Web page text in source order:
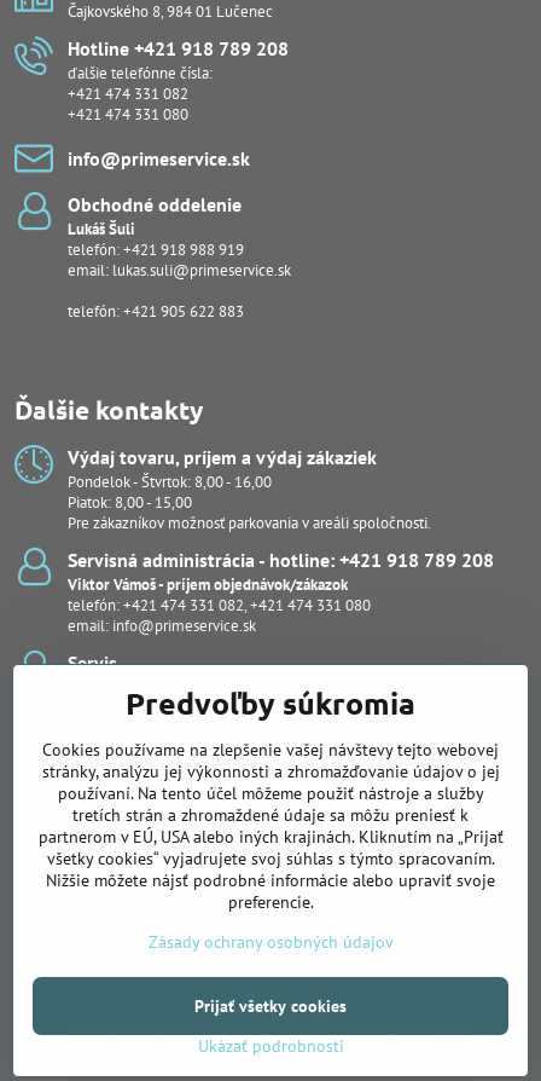
Čajkovského 8, 984 01 Lučenec
Hotline +421 918 789 208
ďalšie telefónne čísla:
+421 474 331 082
+421 474 331 080
info​@primeservice​.sk
Obchodné oddelenie
Lukáš Šuli
telefón:+421 918 988 919
email: lukas.suli@primeservice.sk
telefón: +421 905 622 883
Ďalšie kontakty
Výdaj tovaru, príjem a výdaj zákaziek
Pondelok - Štvrtok: 8,00 - 16,00
Piatok: 8,00 - 15,00
Pre zákazníkov možnosť parkovania v areáli spoločnosti.
Servisná administrácia - hotline: +421 918 789 208
Viktor Vámoš - príjem objednávok/zákazok
telefón:+421 474 331 082,+421 474 331 080
email: info@primeservice.sk
Servis
Ján Šuľan - vedúci servisného oddelenia
Kevin Bodor
Peter Protuš, Michal Fekiač (notebooky, dash kamery)
Juraj Kučera
Pobočka pre Východné Slovensko
Slovenská 26, Košice
Ing. Stanislav Kuľaša
telefón: +421 905 122 239
Podmienky spolupráce
©2026Copyright
Predvoľby súkromiaZásady ochrany osobných údajov
Vytvorené pomocou:BiznisWeb.sk
Predvoľby súkromia
Cookies používame na zlepšenie vašej návštevy tejto webovej
stránky, analýzu jej výkonnosti a zhromažďovanie údajov o jej
používaní. Na tento účel môžeme použiť nástroje a služby
tretích strán a zhromaždené údaje sa môžu preniesť k
partnerom v EÚ, USA alebo iných krajinách. Kliknutím na „Prijať
všetky cookies“ vyjadrujete svoj súhlas s týmto spracovaním.
Nižšie môžete nájsť podrobné informácie alebo upraviť svoje
preferencie.
Zásady ochrany osobných údajov
Ukázať podrobnosti
Prijať všetky cookies